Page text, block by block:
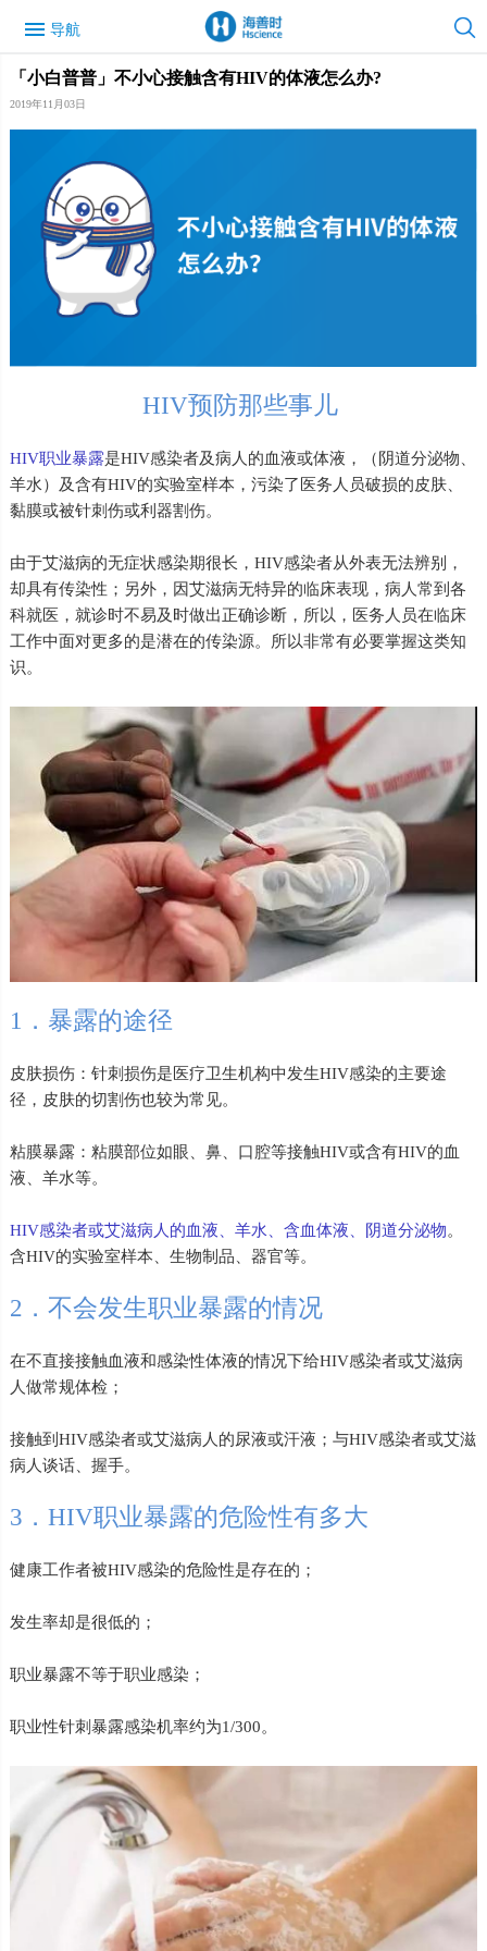
menu 导航
「小白普普」不小心接触含有HIV的体液怎么办?
2019年11月03日
HIV预防那些事儿
HIV职业暴露是HIV感染者及病人的血液或体液，（阴道分泌物、
羊水）及含有HIV的实验室样本，污染了医务人员破损的皮肤、
黏膜或被针刺伤或利器割伤。
由于艾滋病的无症状感染期很长，HIV感染者从外表无法辨别，
却具有传染性；另外，因艾滋病无特异的临床表现，病人常到各
科就医，就诊时不易及时做出正确诊断，所以，医务人员在临床
工作中面对更多的是潜在的传染源。所以非常有必要掌握这类知
识。
1．暴露的途径
皮肤损伤：针刺损伤是医疗卫生机构中发生HIV感染的主要途
径，皮肤的切割伤也较为常见。
粘膜暴露：粘膜部位如眼、鼻、口腔等接触HIV或含有HIV的血
液、羊水等。
HIV感染者或艾滋病人的血液、羊水、含血体液、阴道分泌物。
含HIV的实验室样本、生物制品、器官等。
2．不会发生职业暴露的情况
在不直接接触血液和感染性体液的情况下给HIV感染者或艾滋病
人做常规体检；
接触到HIV感染者或艾滋病人的尿液或汗液；与HIV感染者或艾滋
病人谈话、握手。
3．HIV职业暴露的危险性有多大
健康工作者被HIV感染的危险性是存在的；
发生率却是很低的；
职业暴露不等于职业感染；
职业性针刺暴露感染机率约为1/300。